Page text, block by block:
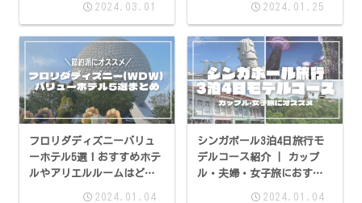
2024.03.01 2024.01.25
フロリダディズニーバリュ
ーホテル5選！おすすめホテ
ルやアリエルルームはどこ
2024.01.04
シンガポール3泊4日旅行モ
デルコース紹介 | カップ
ル・夫婦・女子旅におすす
2024.01.04